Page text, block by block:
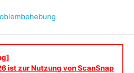
ist zur Nutzung von ScanSnap